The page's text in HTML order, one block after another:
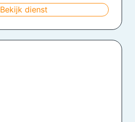
Bekijk dienst